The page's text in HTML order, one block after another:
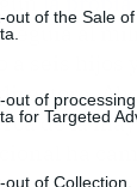
out of the Sale
out of
for Targeted
of Collection,
seguía al
a seis hijos
de la
ha